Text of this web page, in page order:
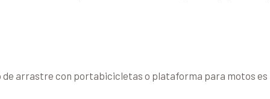
arrastre con portabicicletas o plataforma para motos